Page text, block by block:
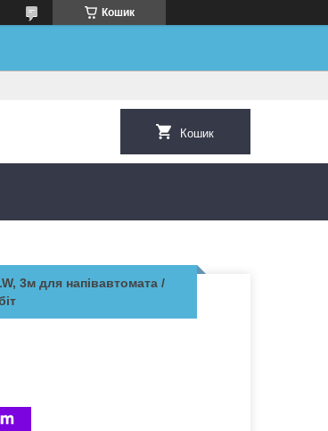
Кошик
Кошик
3м для напівавтомата /